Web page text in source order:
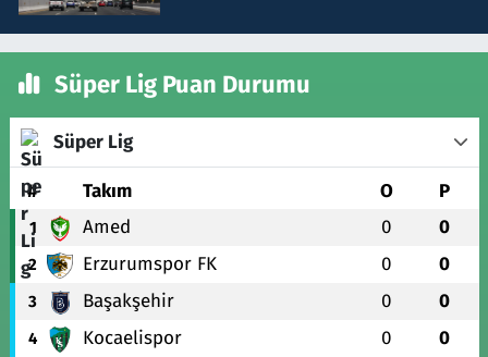
Süper Lig Puan Durumu
Süper Lig
# Takım O P
1 Amed 0 0
2 Erzurumspor FK 0 0
3 Başakşehir 0 0
4 Kocaelispor 0 0